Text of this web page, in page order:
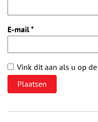
E-mail*
Vink dit aan als u op